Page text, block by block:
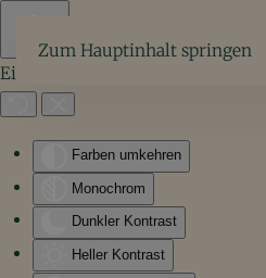
Eingabehilfen öffnen
Farben umkehren
Monochrom
Dunkler Kontrast
Heller Kontrast
Zum Hauptinhalt springen